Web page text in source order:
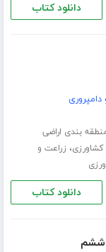
دانلود کتاب
بندی اراضی
کشاورزی، زراعت و
دانلود کتاب
ششم